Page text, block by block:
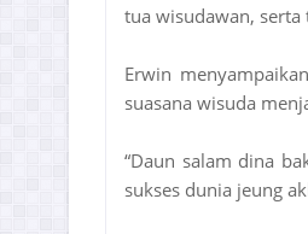
tua wisudawan,
Erwin
suasana wisuda
“Daun salam dina
sukses dunia jeung